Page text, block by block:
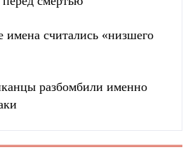
имена считались «низшего
разбомбили именно